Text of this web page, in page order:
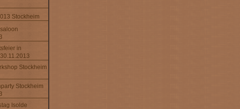
Stockheim
in
Stockheim
Stockheim
Isolde